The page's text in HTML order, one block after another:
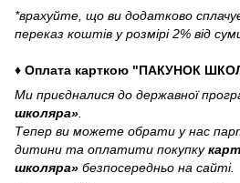
*врахуйте, що ви додатково
переказ коштів у розмірі 2% від
♦ Оплата карткою "ПАКУНОК
Ми приєдналися до державної
школяра»
Тепер ви можете обрати у нас
дитини та оплатити покупку
школяра» безпосередньо на сайті.